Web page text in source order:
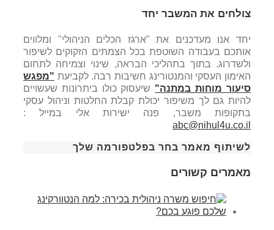
צולחים את המשבר יחד
יחד אנו מעדכנים את "ארגז הכלים הניהולי" ומלווים
אותכם בעבודה השוטפת בכל הצמתים הזקוקים לשיפור
ולשדרוג. בתוך בתהליכי הבראה, שינוי וצמיחה לתחום
האימון העסקי והמנטורינג חשיבות רבה. לקביעת "מפגש
סיעור מוחות במתנה" שיעסוק כולו ביתרונות שעשויים
להיות גם לך משיפור יכולת קבלת החלטות וניהול עסקי
בתקופות משבר, פנה ישירות אלי במייל :
abc@nihul4u.co.il
לשיתוף מאמר בחר בפלטפורמה שלך
מאמרים קשורים